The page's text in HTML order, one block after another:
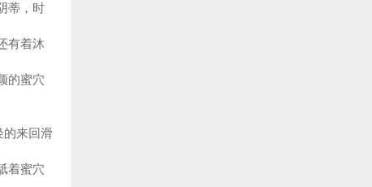
蒂，时
有着沐
的蜜穴
来回滑
着蜜穴